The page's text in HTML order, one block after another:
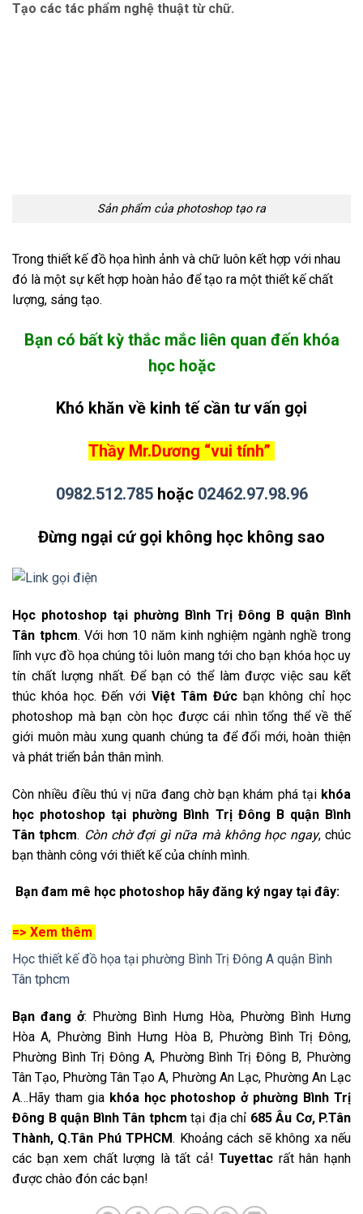
Tạo các tác phẩm nghệ thuật từ chữ.
Sản phẩm của photoshop tạo ra
Trong thiết kế đồ họa hình ảnh và chữ luôn kết hợp với nhau
đó là một sự kết hợp hoàn hảo để tạo ra một thiết kế chất
lượng, sáng tạo.
Bạn có bất kỳ thắc mắc liên quan đến khóa
học hoặc
Khó khăn về kinh tế cần tư vấn gọi
Thầy Mr.Dương “vui tính”
0982.512.785hoặc 02462.97.98.96
Đừng ngại cứ gọi không học không sao
Học photoshop tại phường Bình Trị Đông B quận Bình
Tân tphcm. Với hơn 10 năm kinh nghiệm ngành nghề trong
lĩnh vực đồ họa chúng tôi luôn mang tới cho bạn khóa học uy
tín chất lượng nhất. Để bạn có thể làm được việc sau kết
thúc khóa học. Đến vớiViệt Tâm Đứcbạn không chỉ học
photoshop mà bạn còn học được cái nhìn tổng thể về thế
giới muôn màu xung quanh chúng ta để đổi mới, hoàn thiện
và phát triển bản thân mình.
Còn nhiều điều thú vị nữa đang chờ bạn khám phá tại khóa
học photoshop tại phường Bình Trị Đông B quận Bình
Tân tphcm. Còn chờ đợi gì nữa mà không học ngay, chúc
bạn thành công với thiết kế của chính mình.
Bạn đam mê học photoshop hãy đăng ký ngay tại đây:
=> Xem thêm
Học thiết kế đồ họa tại phường Bình Trị Đông A quận Bình
Tân tphcm
Bạn đang ở: Phường Bình Hưng Hòa, Phường Bình Hưng
Hòa A, Phường Bình Hưng Hòa B, Phường Bình Trị Đông,
Phường Bình Trị Đông A, Phường Bình Trị Đông B, Phường
Tân Tạo, Phường Tân Tạo A, Phường An Lạc, Phường An Lạc
A…Hãy tham gia khóa học photoshop ở phường Bình Trị
Đông B quận Bình Tân tphcm tại địa chỉ 685 Âu Cơ, P.Tân
Thành, Q.Tân Phú TPHCM. Khoảng cách sẽ không xa nếu
các bạn xem chất lượng là tất cả!Tuyettac rất hân hạnh
được chào đón các bạn!